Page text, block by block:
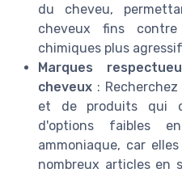
du cheveu,
cheveux fins
chimiques plus
Marques
cheveux :
et de produits qui
d'options faibles
ammoniaque, car
nombreux articles en